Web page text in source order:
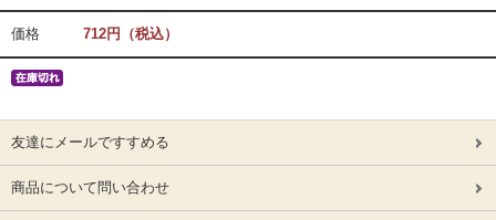
価格 712円（税込）
友達にメールですすめる
商品について問い合わせ